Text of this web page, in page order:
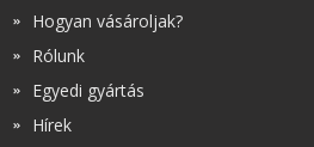
Hogyan vásároljak?
Rólunk
Egyedi gyártás
Hírek